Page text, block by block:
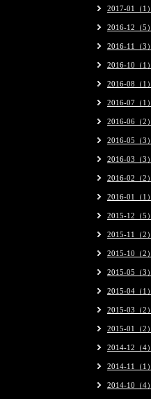
2017-01（1）
2016-12（5）
2016-11（3）
2016-10（1）
2016-08（1）
2016-07（1）
2016-06（2）
2016-05（3）
2016-03（3）
2016-02（2）
2016-01（1）
2015-12（5）
2015-11（2）
2015-10（2）
2015-05（3）
2015-04（1）
2015-03（2）
2015-01（2）
2014-12（4）
2014-11（1）
2014-10（4）